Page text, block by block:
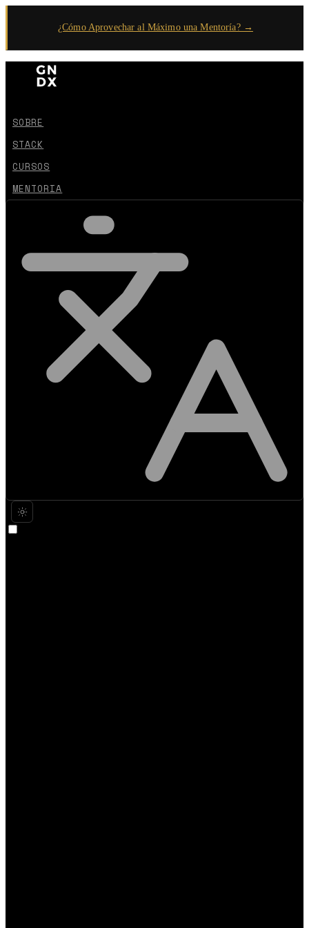
¿Cómo Aprovechar al Máximo una Mentoría? →
SOBRE
STACK
CURSOS
MENTORIA